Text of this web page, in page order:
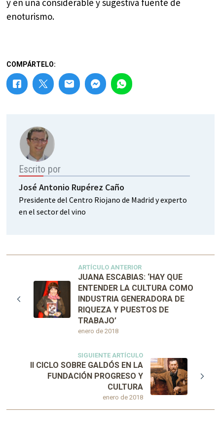
enoturismo.
COMPÁRTELO:
Escrito por
José Antonio Rupérez Caño
Presidente del Centro Riojano de Madrid y experto
en el sector del vino
ARTÍCULO ANTERIOR
enero de 2018
JUANA ESCABIAS: ‘HAY QUE
ENTENDER LA CULTURA COMO
INDUSTRIA GENERADORA DE
RIQUEZA Y PUESTOS DE
TRABAJO’
SIGUIENTE ARTÍCULO
enero de 2018
II CICLO SOBRE GALDÓS EN LA
FUNDACIÓN PROGRESO Y
CULTURA